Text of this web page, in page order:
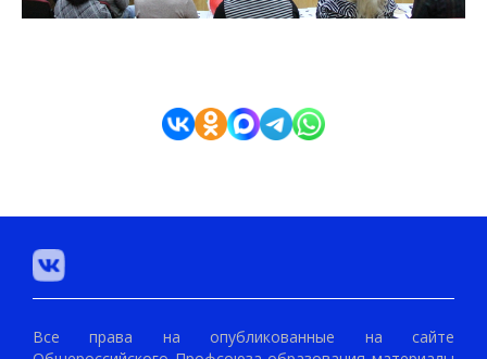
Все права на опубликованные на сайте